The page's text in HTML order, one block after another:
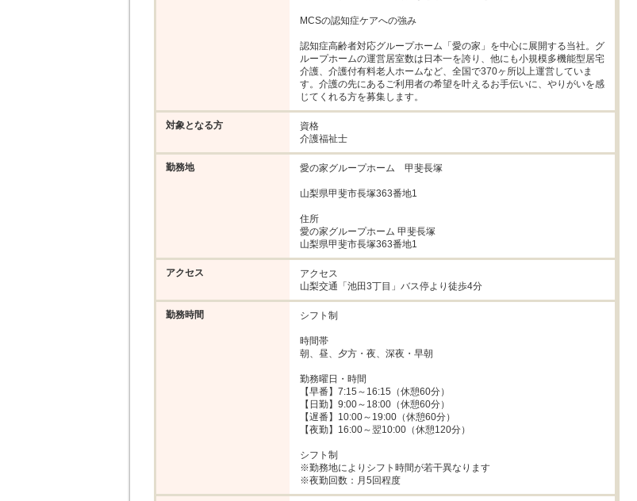
MCSの認知症ケアへの強み
認知症⾼齢者対応グループホーム「愛の家」を中心に展開する当社。グ
ループホームの運営居室数は日本一を誇り、他にも小規模多機能型居宅
介護、介護付有料老人ホームなど、全国で370ヶ所以上運営していま
す。介護の先にあるご利用者の希望を叶えるお手伝いに、やりがいを感
じてくれる方を募集します。
対象となる方
資格
介護福祉士
勤務地 愛の家グループホーム　甲斐長塚
山梨県甲斐市長塚363番地1
住所
愛の家グループホーム 甲斐長塚
山梨県甲斐市長塚363番地1
アクセス
アクセス
山梨交通「池田3丁目」バス停より徒歩4分
勤務時間 シフト制
時間帯
朝、昼、夕方・夜、深夜・早朝
勤務曜日・時間
【早番】7:15～16:15（休憩60分）
【日勤】9:00～18:00（休憩60分）
【遅番】10:00～19:00（休憩60分）
【夜勤】16:00～翌10:00（休憩120分）
シフト制
※勤務地によりシフト時間が若干異なります
※夜勤回数：月5回程度